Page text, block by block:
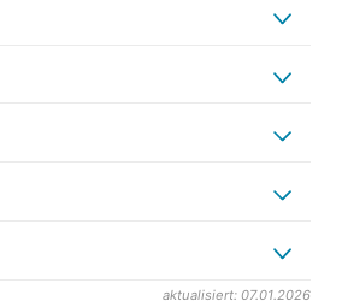
aktualisiert: 07.01.2026